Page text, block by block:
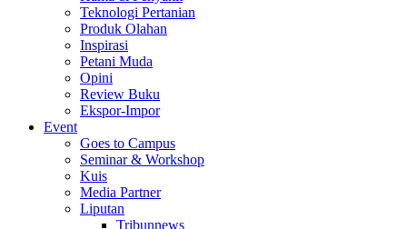
Teknologi Pertanian
Produk Olahan
Inspirasi
Petani Muda
Opini
Review Buku
Ekspor-Impor
Event
Goes to Campus
Seminar & Workshop
Kuis
Media Partner
Liputan
Tribunnews